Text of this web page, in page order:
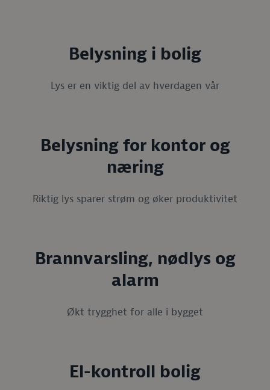
Belysning i bolig
Lys er en viktig del av hverdagen vår
Belysning for kontor og
næring
Riktig lys sparer strøm og øker produktivitet
Brannvarsling, nødlys og
alarm
Økt trygghet for alle i bygget
El-kontroll bolig